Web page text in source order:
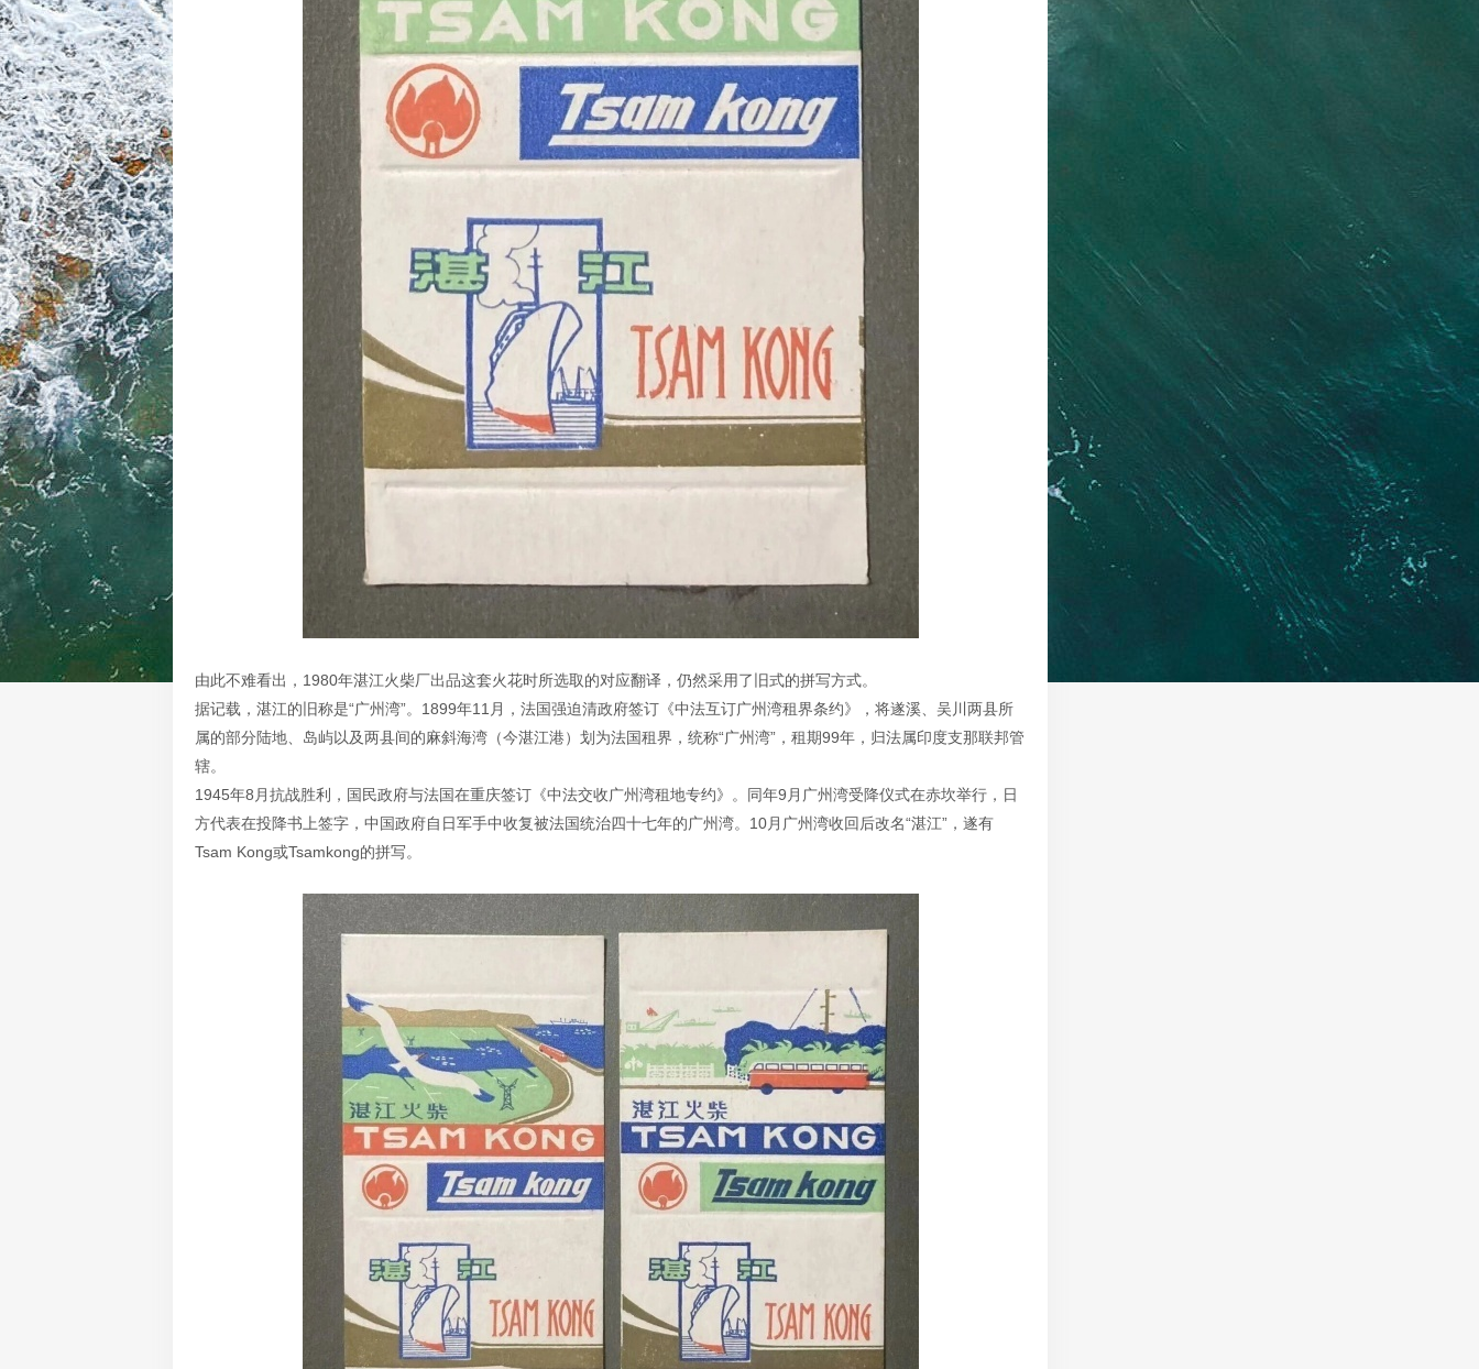
由此不难看出，1980年湛江火柴厂出品这套火花时所选取的对应翻译，仍然采用了旧式的拼写方式。
据记载，湛江的旧称是“广州湾”。1899年11月，法国强迫清政府签订《中法互订广州湾租界条约》，将遂溪、吴川两县所
属的部分陆地、岛屿以及两县间的麻斜海湾（今湛江港）划为法国租界，统称“广州湾”，租期99年，归法属印度支那联邦管
辖。
1945年8月抗战胜利，国民政府与法国在重庆签订《中法交收广州湾租地专约》。同年9月广州湾受降仪式在赤坎举行，日
方代表在投降书上签字，中国政府自日军手中收复被法国统治四十七年的广州湾。10月广州湾收回后改名“湛江”，遂有
Tsam Kong或Tsamkong的拼写。